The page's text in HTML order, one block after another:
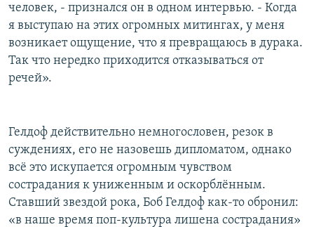
человек, - признался он в одном интервью. - Когда
я выступаю на этих огромных митингах, у меня
возникает ощущение, что я превращаюсь в дурака.
Так что нередко приходится отказываться от
речей».
Гелдоф действительно немногословен, резок в
суждениях, его не назовешь дипломатом, однако
всё это искупается огромным чувством
сострадания к униженным и оскорблённым.
Ставший звездой рока, Боб Гелдоф как-то обронил:
«в наше время поп-культура лишена сострадания»